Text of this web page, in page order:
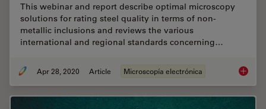
This webinar and report describe optimal microscopy
solutions for rating steel quality in terms of non-
metallic inclusions and reviews the various
international and regional standards concerning…
Apr 28, 2020 Article Microscopía electrónica Rate